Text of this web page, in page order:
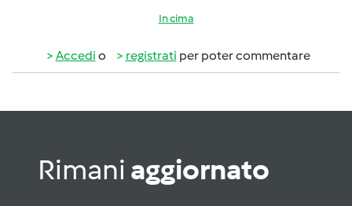
In cima
Accedi o registrati per poter commentare
Rimani aggiornato